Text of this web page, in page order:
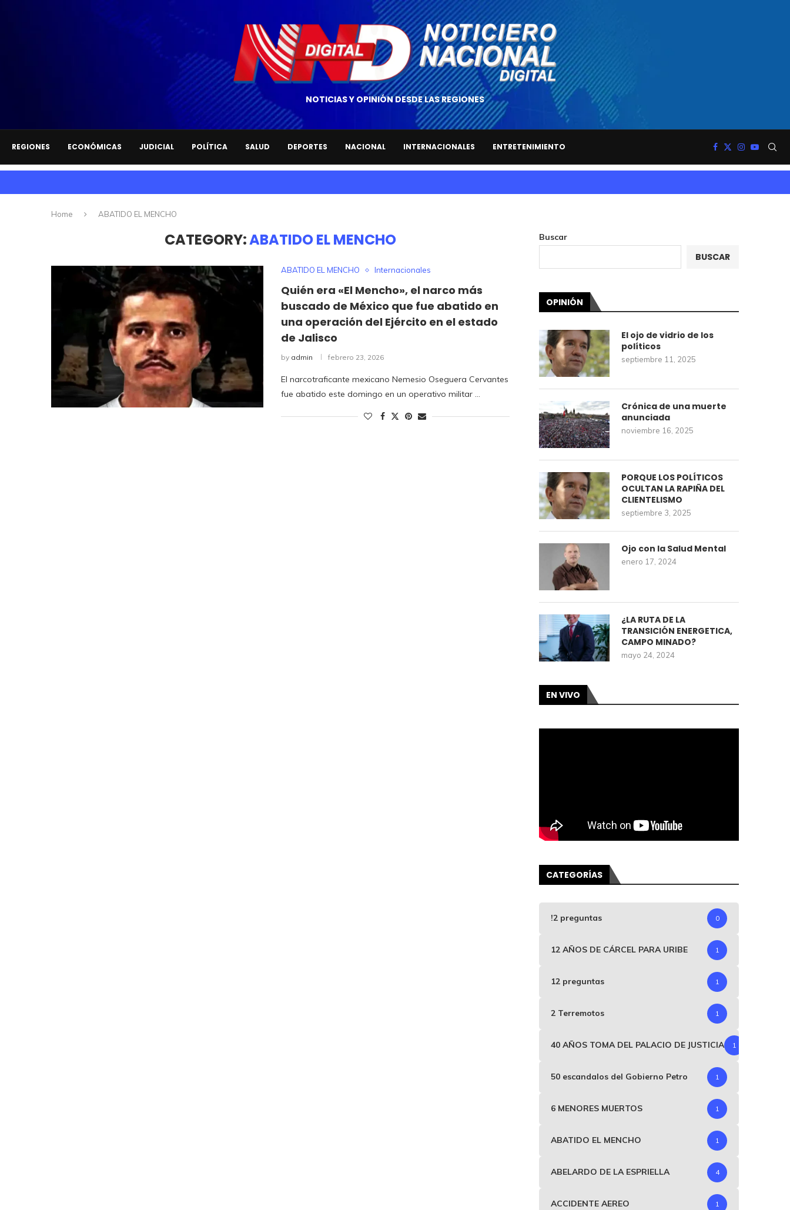
NOTICIAS Y OPINIÓN DESDE LAS REGIONES
REGIONES ECONÓMICAS JUDICIAL POLÍTICA SALUD DEPORTES NACIONAL INTERNACIONALES ENTRETENIMIENTO
Home ABATIDO EL MENCHO
CATEGORY:ABATIDO EL MENCHO
ABATIDO EL MENCHO Internacionales
Quién era «El Mencho», el narco más
buscado de México que fue abatido en
una operación del Ejército en el estado
de Jalisco
by admin febrero 23, 2026
El narcotraficante mexicano Nemesio Oseguera Cervantes
fue abatido este domingo en un operativo militar …
Buscar
BUSCAR
OPINIÓN
El ojo de vidrio de los
políticos
septiembre 11, 2025
Crónica de una muerte
anunciada
noviembre 16, 2025
PORQUE LOS POLÍTICOS
OCULTAN LA RAPIÑA DEL
CLIENTELISMO
septiembre 3, 2025
Ojo con la Salud Mental
enero 17, 2024
¿LA RUTA DE LA
TRANSICIÓN ENERGETICA,
CAMPO MINADO?
mayo 24, 2024
EN VIVO
CATEGORÍAS
!2 preguntas 0
12 AÑOS DE CÁRCEL PARA URIBE 1
12 preguntas 1
2 Terremotos 1
40 AÑOS TOMA DEL PALACIO DE JUSTICIA 1
50 escandalos del Gobierno Petro 1
6 MENORES MUERTOS 1
ABATIDO EL MENCHO 1
ABELARDO DE LA ESPRIELLA 4
ACCIDENTE AEREO 1